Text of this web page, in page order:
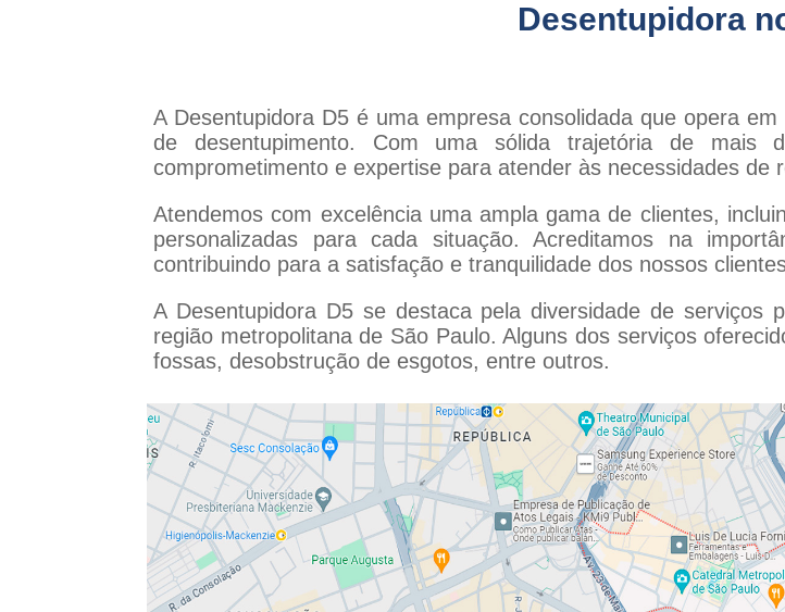
Desentupidora
A Desentupidora D5 é uma empresa consolidada que opera
de desentupimento. Com uma sólida trajetória de mais
comprometimento e expertise para atender às necessidades de
Atendemos com excelência uma ampla gama de clientes,
personalizadas para cada situação. Acreditamos na
contribuindo para a satisfação e tranquilidade dos nossos
A Desentupidora D5 se destaca pela diversidade de serviços
região metropolitana de São Paulo. Alguns dos serviços
fossas, desobstrução de esgotos, entre outros.